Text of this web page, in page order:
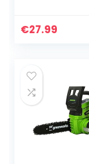
licht- en
€27.99